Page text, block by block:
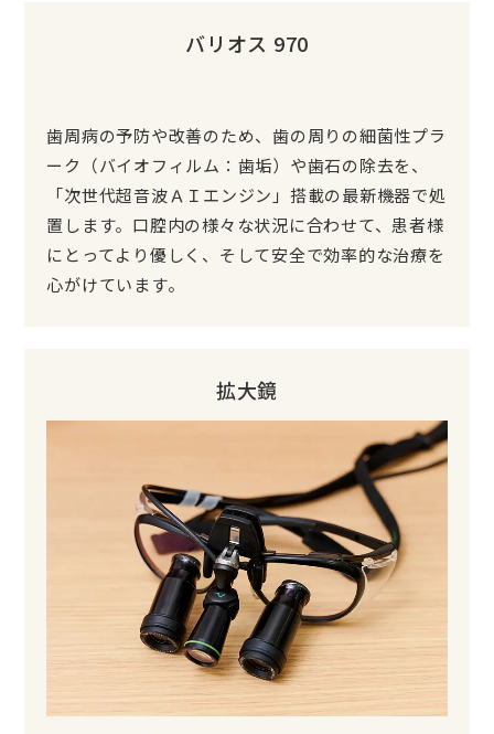
バリオス 970
歯周病の予防や改善のため、歯の周りの細菌性プラ
ーク（バイオフィルム：歯垢）や歯石の除去を、
「次世代超音波ＡＩエンジン」搭載の最新機器で処
置します。口腔内の様々な状況に合わせて、患者様
にとってより優しく、そして安全で効率的な治療を
心がけています。
拡大鏡